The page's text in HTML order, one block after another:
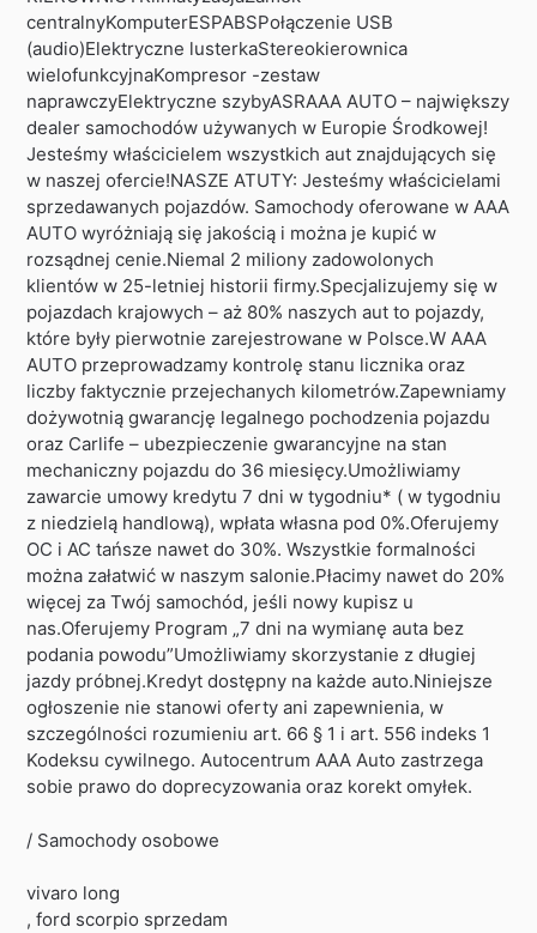
centralnyKomputerESPABSPołączenie USB
(audio)Elektryczne lusterkaStereokierownica
wielofunkcyjnaKompresor -zestaw
naprawczyElektryczne szybyASRAAA AUTO – największy
dealer samochodów używanych w Europie Środkowej!
Jesteśmy właścicielem wszystkich aut znajdujących się
w naszej ofercie!NASZE ATUTY: Jesteśmy właścicielami
sprzedawanych pojazdów. Samochody oferowane w AAA
AUTO wyróżniają się jakością i można je kupić w
rozsądnej cenie.Niemal 2 miliony zadowolonych
klientów w 25-letniej historii firmy.Specjalizujemy się w
pojazdach krajowych – aż 80% naszych aut to pojazdy,
które były pierwotnie zarejestrowane w Polsce.W AAA
AUTO przeprowadzamy kontrolę stanu licznika oraz
liczby faktycznie przejechanych kilometrów.Zapewniamy
dożywotnią gwarancję legalnego pochodzenia pojazdu
oraz Carlife – ubezpieczenie gwarancyjne na stan
mechaniczny pojazdu do 36 miesięcy.Umożliwiamy
zawarcie umowy kredytu 7 dni w tygodniu* ( w tygodniu
z niedzielą handlową), wpłata własna pod 0%.Oferujemy
OC i AC tańsze nawet do 30%. Wszystkie formalności
można załatwić w naszym salonie.Płacimy nawet do 20%
więcej za Twój samochód, jeśli nowy kupisz u
nas.Oferujemy Program „7 dni na wymianę auta bez
podania powodu”Umożliwiamy skorzystanie z długiej
jazdy próbnej.Kredyt dostępny na każde auto.Niniejsze
ogłoszenie nie stanowi oferty ani zapewnienia, w
szczególności rozumieniu art. 66 § 1 i art. 556 indeks 1
Kodeksu cywilnego. Autocentrum AAA Auto zastrzega
sobie prawo do doprecyzowania oraz korekt omyłek.
/ Samochody osobowe
vivaro long
, ford scorpio sprzedam